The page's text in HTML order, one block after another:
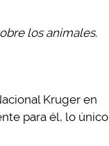
los animales.
Kruger en
para él, lo único